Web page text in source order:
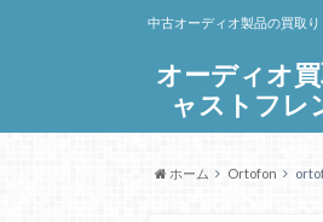
オーディオ
ャストフレ
中古オーディオ製品の買取
ホーム Ortofon